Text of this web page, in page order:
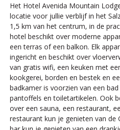
Het Hotel Avenida Mountain
locatie voor jullie verblijf in het
1,5 km van het centrum, in de
hotel beschikt over moderne
een terras of een balkon. Elk
ingericht en beschikt over
van gratis wifi, een keuken met
kookgerei, borden en bestek en
badkamer is voorzien van een
pantoffels en toiletartikelen. Ook
over een sauna, een restaurant,
restaurant kun je genieten van de